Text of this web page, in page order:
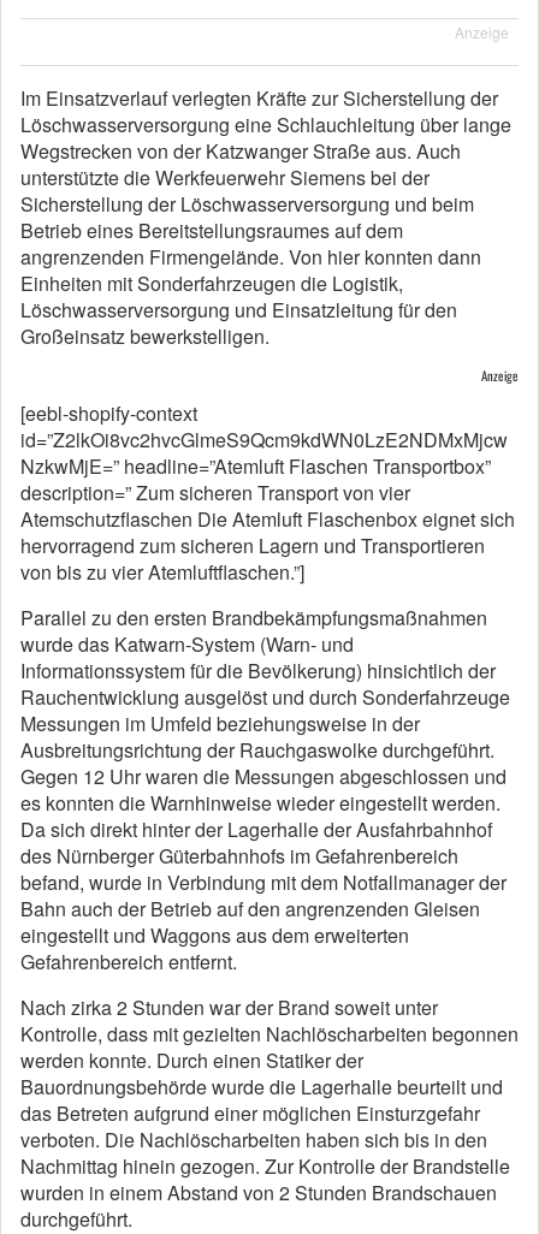
Anzeige
Im Einsatzverlauf verlegten Kräfte zur Sicherstellung der
Löschwasserversorgung eine Schlauchleitung über lange
Wegstrecken von der Katzwanger Straße aus. Auch
unterstützte die Werkfeuerwehr Siemens bei der
Sicherstellung der Löschwasserversorgung und beim
Betrieb eines Bereitstellungsraumes auf dem
angrenzenden Firmengelände. Von hier konnten dann
Einheiten mit Sonderfahrzeugen die Logistik,
Löschwasserversorgung und Einsatzleitung für den
Großeinsatz bewerkstelligen.
Anzeige
[eebl-shopify-context
id=”Z2lkOi8vc2hvcGlmeS9Qcm9kdWN0LzE2NDMxMjcw
NzkwMjE=” headline=”Atemluft Flaschen Transportbox”
description=” Zum sicheren Transport von vier
Atemschutzflaschen Die Atemluft Flaschenbox eignet sich
hervorragend zum sicheren Lagern und Transportieren
von bis zu vier Atemluftflaschen.”]
Parallel zu den ersten Brandbekämpfungsmaßnahmen
wurde das Katwarn-System (Warn- und
Informationssystem für die Bevölkerung) hinsichtlich der
Rauchentwicklung ausgelöst und durch Sonderfahrzeuge
Messungen im Umfeld beziehungsweise in der
Ausbreitungsrichtung der Rauchgaswolke durchgeführt.
Gegen 12 Uhr waren die Messungen abgeschlossen und
es konnten die Warnhinweise wieder eingestellt werden.
Da sich direkt hinter der Lagerhalle der Ausfahrbahnhof
des Nürnberger Güterbahnhofs im Gefahrenbereich
befand, wurde in Verbindung mit dem Notfallmanager der
Bahn auch der Betrieb auf den angrenzenden Gleisen
eingestellt und Waggons aus dem erweiterten
Gefahrenbereich entfernt.
Nach zirka 2 Stunden war der Brand soweit unter
Kontrolle, dass mit gezielten Nachlöscharbeiten begonnen
werden konnte. Durch einen Statiker der
Bauordnungsbehörde wurde die Lagerhalle beurteilt und
das Betreten aufgrund einer möglichen Einsturzgefahr
verboten. Die Nachlöscharbeiten haben sich bis in den
Nachmittag hinein gezogen. Zur Kontrolle der Brandstelle
wurden in einem Abstand von 2 Stunden Brandschauen
durchgeführt.